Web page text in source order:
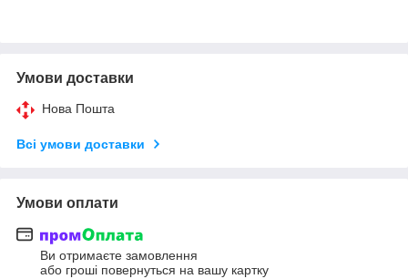
Умови доставки
Нова Пошта
Всі умови доставки
Умови оплати
Ви отримаєте замовлення
або гроші повернуться на вашу картку